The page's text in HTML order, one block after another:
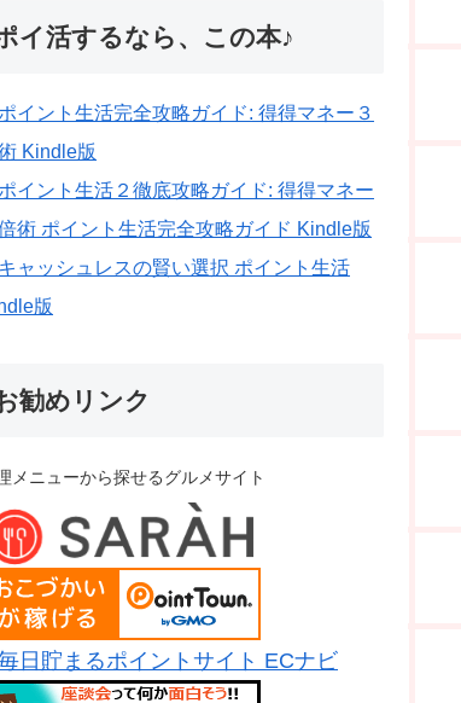
イ活するなら、この本♪
ポイント生活完全攻略ガイド: 得得マネー３
Kindle版
ポイント生活２徹底攻略ガイド: 得得マネー
術 ポイント生活完全攻略ガイド Kindle版
キャッシュレスの賢い選択 ポイント生活
版
勧めリンク
メニューから探せるグルメサイト